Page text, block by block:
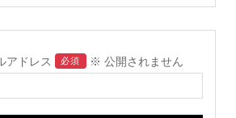
アドレス 必須 ※ 公開されません